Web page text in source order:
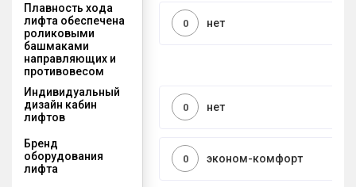
Плавность хода
лифта обеспечена
роликовыми
башмаками
направляющих и
противовесом
нет
0
Индивидуальный
дизайн кабин
лифтов
нет
0
Бренд
оборудования
лифта
эконом-комфорт
0